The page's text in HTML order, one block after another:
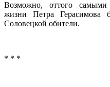
Возможно, оттого
жизни Петра Герасимова
Соловецкой обители.
* * *